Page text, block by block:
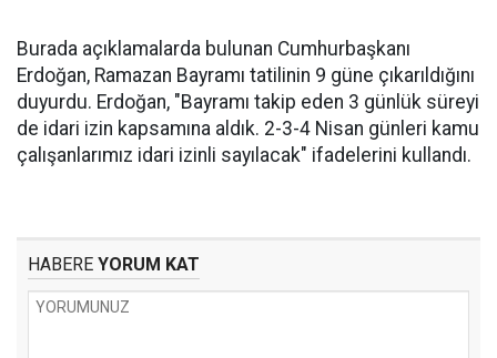
Burada açıklamalarda bulunan Cumhurbaşkanı
Erdoğan, Ramazan Bayramı tatilinin 9 güne çıkarıldığını
duyurdu. Erdoğan, "Bayramı takip eden 3 günlük süreyi
de idari izin kapsamına aldık. 2-3-4 Nisan günleri kamu
çalışanlarımız idari izinli sayılacak" ifadelerini kullandı.
HABERE YORUM KAT